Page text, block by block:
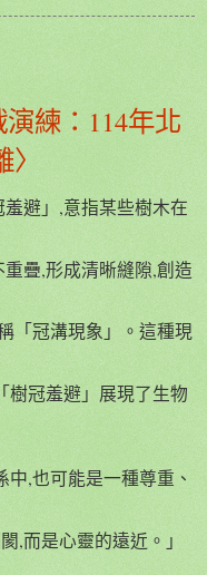
演練：114年北
避」,意指某些樹木在
疊,形成清晰縫隙,創造
「冠溝現象」。這種現
樹冠羞避」展現了生物
中,也可能是一種尊重、
,而是心靈的遠近。」